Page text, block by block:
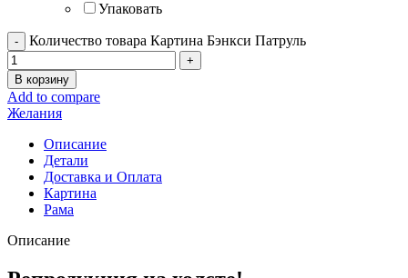
Упаковать
Количество товара Картина Бэнкси Патруль
В корзину
Add to compare
Желания
Описание
Детали
Доставка и Оплата
Картина
Рама
Описание